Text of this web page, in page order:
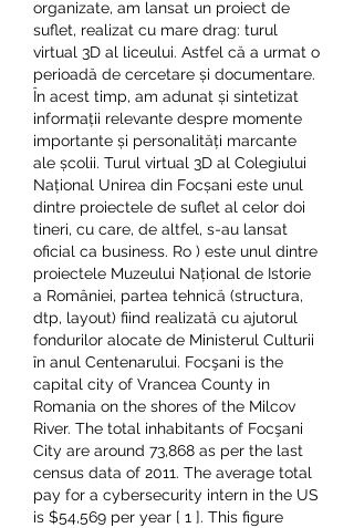
organizate, am lansat un proiect de
suflet, realizat cu mare drag: turul
virtual 3D al liceului. Astfel că a urmat o
perioadă de cercetare și documentare.
În acest timp, am adunat și sintetizat
informații relevante despre momente
importante și personalități marcante
ale școlii. Turul virtual 3D al Colegiului
Național Unirea din Focșani este unul
dintre proiectele de suflet al celor doi
tineri, cu care, de altfel, s-au lansat
oficial ca business. Ro ) este unul dintre
proiectele Muzeului Național de Istorie
a României, partea tehnică (structura,
dtp, layout) fiind realizată cu ajutorul
fondurilor alocate de Ministerul Culturii
în anul Centenarului. Focşani is the
capital city of Vrancea County in
Romania on the shores of the Milcov
River. The total inhabitants of Focşani
City are around 73,868 as per the last
census data of 2011. The average total
pay for a cybersecurity intern in the US
is $54,569 per year [ 1 ]. This figure